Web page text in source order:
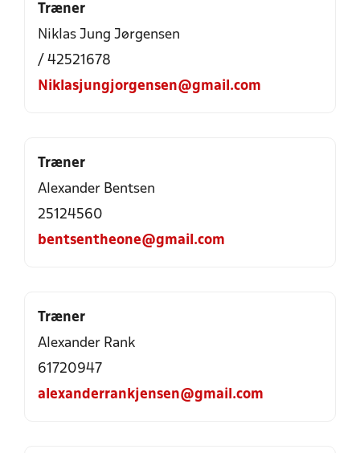
Træner
Niklas Jung Jørgensen
/ 42521678
Niklasjungjorgensen@gmail.com
Træner
Alexander Bentsen
25124560
bentsentheone@gmail.com
Træner
Alexander Rank
61720947
alexanderrankjensen@gmail.com